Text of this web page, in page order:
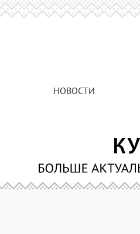
НОВОСТИ